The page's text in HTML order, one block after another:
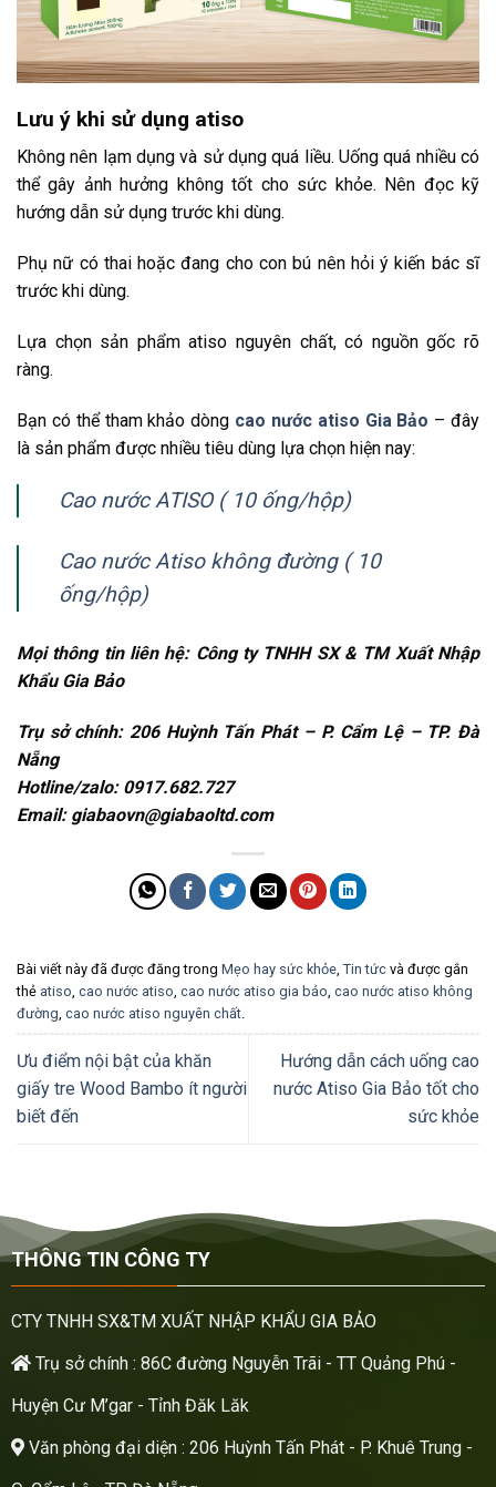
Lưu ý khi sử dụng atiso
Không nên lạm dụng và sử dụng quá liều. Uống quá nhiều có
thể gây ảnh hưởng không tốt cho sức khỏe. Nên đọc kỹ
hướng dẫn sử dụng trước khi dùng.
Phụ nữ có thai hoặc đang cho con bú nên hỏi ý kiến bác sĩ
trước khi dùng.
Lựa chọn sản phẩm atiso nguyên chất, có nguồn gốc rõ
ràng.
Bạn có thể tham khảo dòng cao nước atiso Gia Bảo – đây
là sản phẩm được nhiều tiêu dùng lựa chọn hiện nay:
Cao nước ATISO ( 10 ống/hộp)
Cao nước Atiso không đường ( 10
ống/hộp)
Mọi thông tin liên hệ: Công ty TNHH SX & TM Xuất Nhập
Khẩu Gia Bảo
Trụ sở chính:206 Huỳnh Tấn Phát – P. Cẩm Lệ – TP. Đà
Nẵng
Hotline/zalo: 0917.682.727
Email: giabaovn@giabaoltd.com
Bài viết này đã được đăng trong Mẹo hay sức khỏe Tin tức và được gắn
thẻ atiso cao nước atiso cao nước atiso gia bảo cao nước atiso không
đường cao nước atiso nguyên chất
Ưu điểm nội bật của khăn
giấy tre Wood Bambo ít người
biết đến
Hướng dẫn cách uống cao
nước Atiso Gia Bảo tốt cho
sức khỏe
THÔNG TIN CÔNG TY
CTY TNHH SX&TM XUẤT NHẬP KHẨU GIA BẢO
Trụ sở chính : 86C đường Nguyễn Trãi - TT Quảng Phú -
Huyện Cư M’gar - Tỉnh Đăk Lăk
Văn phòng đại diện : 206 Huỳnh Tấn Phát - P. Khuê Trung -